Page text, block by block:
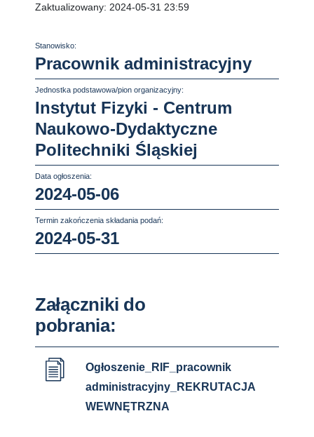
Zaktualizowany: 2024-05-31 23:59
Stanowisko:
Pracownik administracyjny
Jednostka podstawowa/pion organizacyjny:
Instytut Fizyki - Centrum
Naukowo-Dydaktyczne
Politechniki Śląskiej
Data ogłoszenia:
2024-05-06
Termin zakończenia składania podań:
2024-05-31
Załączniki do
pobrania:
Ogłoszenie_RIF_pracownik
administracyjny_REKRUTACJA
WEWNĘTRZNA